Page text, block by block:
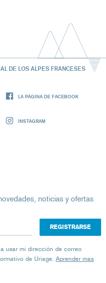
DE LOS ALPES FRANCESES
LA PÁGINA DE FACEBOOK
INSTAGRAM
noticias y ofertas
usar mi dirección de correo
de Uriage. Aprender mas